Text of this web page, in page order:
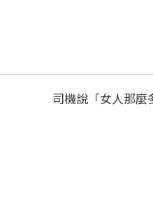
司機說「女人那麼